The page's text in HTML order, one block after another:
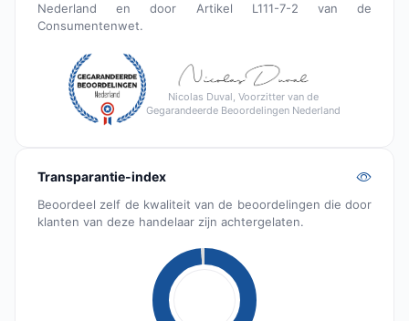
Nederland en door Artikel L111-7-2 van de
Consumentenwet.
Nicolas Duval, Voorzitter van de
Gegarandeerde Beoordelingen Nederland
Transparantie-index
Beoordeel zelf de kwaliteit van de beoordelingen die door
klanten van deze handelaar zijn achtergelaten.